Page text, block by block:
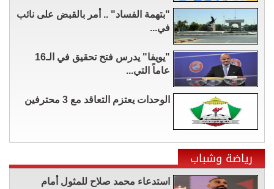
"بتهمة الفساد" .. أمر بالقبض على نائب
في...
"يويفا" يدرس فتح تحقيق في الـ16
عاماً التي...
الوحدات يعتزم التعاقد مع 3 محترفين
رياضة وشباب
استدعاء محمد صلاح للمثول أمام